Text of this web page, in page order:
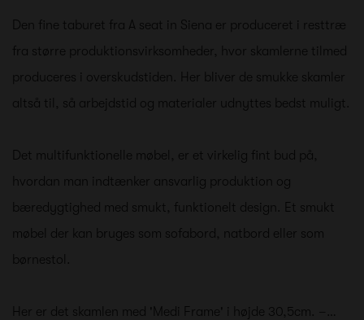
Den fine taburet fra A seat in Siena er produceret i resttræ
fra større produktionsvirksomheder, hvor skamlerne tilmed
produceres i overskudstiden. Her bliver de smukke skamler
altså til, så arbejdstid og materialer udnyttes bedst muligt.
Det multifunktionelle møbel, er et virkelig fint bud på,
hvordan man indtænker ansvarlig produktion og
bæredygtighed med smukt, funktionelt design. Et smukt
møbel der kan bruges som sofabord, natbord eller som
børnestol.
Her er det skamlen med 'Medi Frame' i højde 30,5cm. –…